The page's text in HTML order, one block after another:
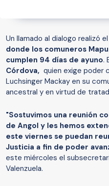
Un llamado al dialogo realizó
donde los comuneros
cumplen 94 días de ayuno.
Córdova, quien exige poder
Luchsinger Mackay en su
ancestral y en virtud de
"Sostuvimos una reunión
de Angol y les hemos
este viernes se puedan
Justicia a fin de poder
este miércoles el
Valenzuela.